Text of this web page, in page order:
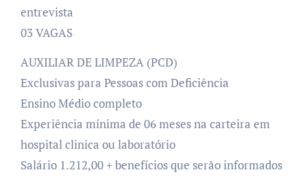
entrevista
03 VAGAS
AUXILIAR DE LIMPEZA (PCD)
Exclusivas para Pessoas com Deficiência
Ensino Médio completo
Experiência mínima de 06 meses na carteira em
hospital clinica ou laboratório
Salário 1.212,00 + benefícios que serão informados